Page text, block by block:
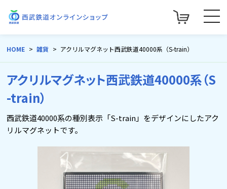
HOME 雑貨 アクリルマグネット西武鉄道40000系（S-train）
アクリルマグネット西武鉄道40000系（S
-train）
西武鉄道40000系の種別表示「S-train」をデザインにしたアク
リルマグネットです。